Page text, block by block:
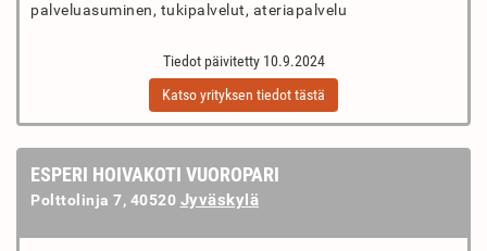
palveluasuminen, tukipalvelut, ateriapalvelu
Tiedot päivitetty 10.9.2024
Katso yrityksen tiedot tästä
ESPERI HOIVAKOTI VUOROPARI
Polttolinja 7, 40520 Jyväskylä